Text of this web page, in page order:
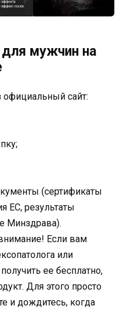
для мужчин на
официальный сайт:
(сертификаты
ЕС, результаты
Минздрава).
Если вам
или
ее бесплатно,
Для этого просто
и дождитесь, когда